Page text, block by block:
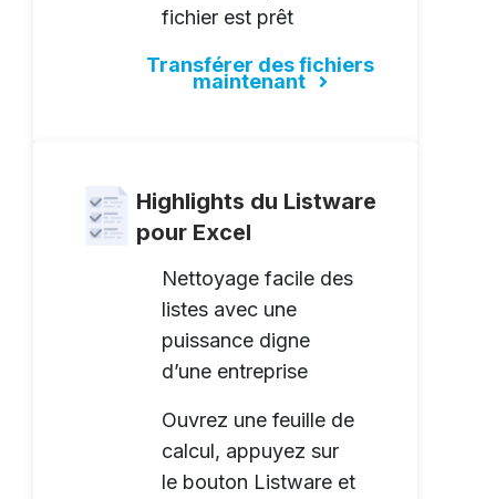
fichier est prêt
Transférer des fichiers
maintenant
Highlights du Listware
pour Excel
Nettoyage facile des
listes avec une
puissance digne
d’une entreprise
Ouvrez une feuille de
calcul, appuyez sur
le bouton Listware et